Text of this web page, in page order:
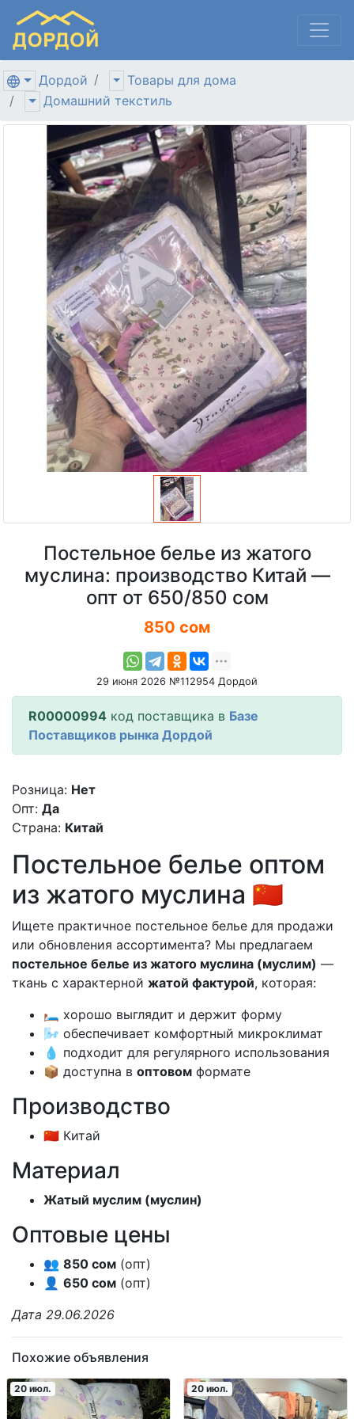
Дордой
Товары для дома
Домашний текстиль
Постельное белье из жатого
муслина: производство Китай —
опт от 650/850 сом
850 сом
29 июня 2026 №112954 Дордой
R00000994 код поставщика в Базе
Поставщиков рынка Дордой
Розница: Нет
Опт: Да
Страна: Китай
Постельное белье оптом
из жатого муслина 🇨🇳
Ищете практичное постельное белье для продажи
или обновления ассортимента? Мы предлагаем
постельное белье из жатого муслина (муслим) —
ткань с характерной жатой фактурой, которая:
🛏️ хорошо выглядит и держит форму
🌬️ обеспечивает комфортный микроклимат
💧 подходит для регулярного использования
📦 доступна в оптовом формате
Производство
🇨🇳 Китай
Материал
Жатый муслим (муслин)
Оптовые цены
👥 850 сом (опт)
👤 650 сом (опт)
Дата 29.06.2026
Похожие объявления
20 июл. 20 июл.